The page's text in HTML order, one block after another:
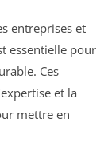
entreprises et
essentielle pour
Ces
et la
mettre en